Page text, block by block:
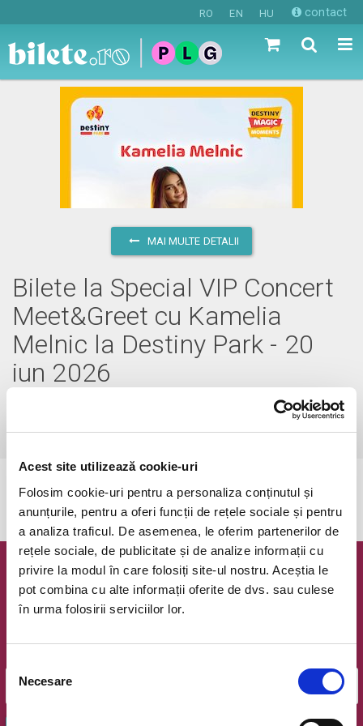
Acest site utilizează cookie-uri
Folosim cookie-uri pentru a personaliza conținutul și
anunțurile, pentru a oferi funcții de rețele sociale și pentru
a analiza traficul. De asemenea, le oferim partenerilor de
rețele sociale, de publicitate și de analize informații cu
privire la modul în care folosiți site-ul nostru. Aceștia le
pot combina cu alte informații oferite de dvs. sau culese
în urma folosirii serviciilor lor.
consimțământului
Necesare
RO EN HU contact
MAI MULTE DETALII
Bilete la Special VIP Concert
Meet&Greet cu Kamelia
Melnic la Destiny Park - 20
iun 2026
Bucuresti, Destiny Parkvezi pe harta
Evenimentul a expirat.
Newsletter @ Bilete.ro
Oferte exclusive si o editie saptamanala cu cele mai noi